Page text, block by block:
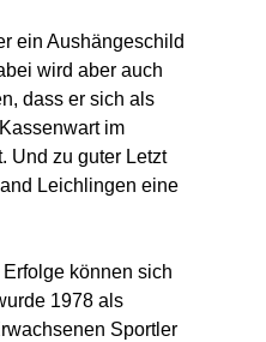
ein Aushängeschild
wird aber auch
dass er sich als
im
Und zu guter Letzt
Leichlingen eine
können sich
1978 als
Sportler